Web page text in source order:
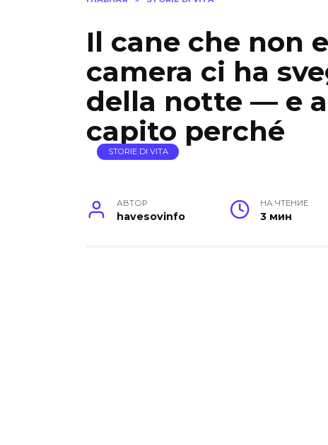
Il cane che non
camera ci ha
della notte — e
capito perché
STORIE DI VITA
АВТОР
havesovinfo
НА ЧТЕНИЕ
3 мин